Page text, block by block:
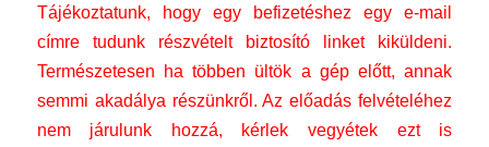
Tájékoztatunk, hogy egy befizetéshez egy e-mail
címre tudunk részvételt biztosító linket kiküldeni.
Természetesen ha többen ültök a gép előtt, annak
semmi akadálya részünkről.Az előadás felvételéhez
nem járulunk hozzá, kérlek vegyétek ezt is